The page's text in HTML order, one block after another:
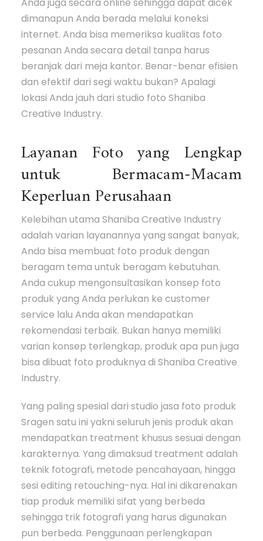
Anda juga secara online sehingga dapat dicek
dimanapun Anda berada melalui koneksi
internet. Anda bisa memeriksa kualitas foto
pesanan Anda secara detail tanpa harus
beranjak dari meja kantor. Benar-benar efisien
dan efektif dari segi waktu bukan? Apalagi
lokasi Anda jauh dari studio foto Shaniba
Creative Industry.
Layanan Foto yang Lengkap
untuk Bermacam-Macam
Keperluan Perusahaan
Kelebihan utama Shaniba Creative Industry
adalah varian layanannya yang sangat banyak,
Anda bisa membuat foto produk dengan
beragam tema untuk beragam kebutuhan.
Anda cukup mengonsultasikan konsep foto
produk yang Anda perlukan ke customer
service lalu Anda akan mendapatkan
rekomendasi terbaik. Bukan hanya memiliki
varian konsep terlengkap, produk apa pun juga
bisa dibuat foto produknya di Shaniba Creative
Industry.
Yang paling spesial dari studio jasa foto produk
Sragen satu ini yakni seluruh jenis produk akan
mendapatkan treatment khusus sesuai dengan
karakternya. Yang dimaksud treatment adalah
teknik fotografi, metode pencahayaan, hingga
sesi editing retouching-nya. Hal ini dikarenakan
tiap produk memiliki sifat yang berbeda
sehingga trik fotografi yang harus digunakan
pun berbeda. Penggunaan perlengkapan